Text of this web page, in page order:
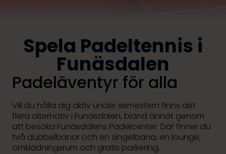
Spela Padeltennis i
Funäsdalen
Padeläventyr för alla
Vill du hålla dig aktiv under semestern finns det
flera alternativ i Funäsdalen, bland annat genom
att besöka Funäsdalens Padelcenter. Där finner du
två dubbelbanor och en singelbana, en lounge,
omklädningsrum och gratis parkering.